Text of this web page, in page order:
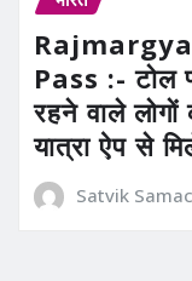
Pass :- टोल
रहने वाले लोगों
यात्रा ऐप से
Satvik